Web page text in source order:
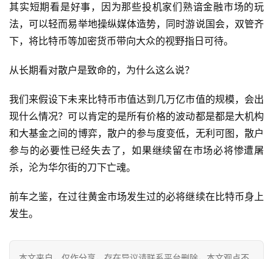
其实短期看是好事，因为那些投机家们熟谙金融市场的玩
法，可以轻而易举地操纵媒体造势，同时游说国会，双管齐
下，将比特币等加密货币带向大众的视野指日可待。
从长期看对散户是致命的，为什么这么说？
我们来假设下未来比特币市值达到几万亿市值的规模，会出
现什么情况？可以肯定的是所有价格的波动都是都是大机构
和大基金之间的博弈，散户的参与度变低，无利可图，散户
参与的必要性已经失去了，如果继续留在市场必将惨遭屠
杀，沦为华尔街的刀下亡魂。
前车之鉴，在过往黄金市场发生过的必将继续在比特币身上
发生。